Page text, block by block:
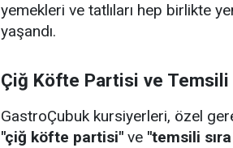
yemekleri ve tatlıları hep birlikte
yaşandı.
Çiğ Köfte Partisi ve Temsili
GastroÇubuk kursiyerleri, özel
"çiğ köfte partisi" ve "temsili